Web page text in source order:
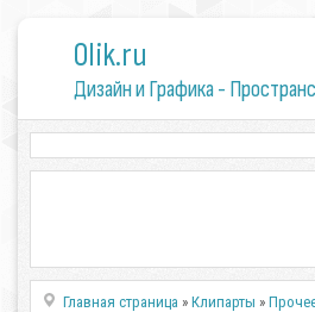
0lik.ru
Дизайн и Графика -
Главная страница »Клипарты »